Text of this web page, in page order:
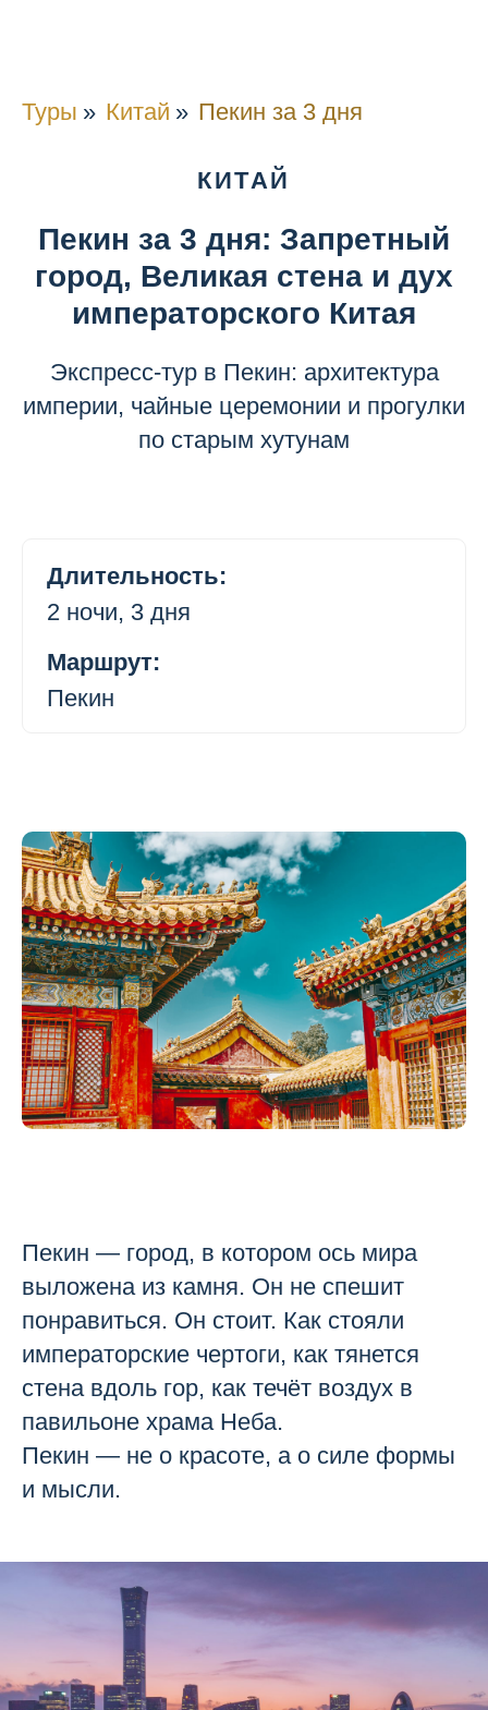
Туры » Китай » Пекин за 3 дня
КИТАЙ
Пекин за 3 дня: Запретный
город, Великая стена и дух
императорского Китая
Экспресс-тур в Пекин: архитектура
империи, чайные церемонии и прогулки
по старым хутунам
Длительность:
2 ночи, 3 дня
Маршрут:
Пекин
Пекин — город, в котором ось мира
выложена из камня. Он не спешит
понравиться. Он стоит. Как стояли
императорские чертоги, как тянется
стена вдоль гор, как течёт воздух в
павильоне храма Неба.
Пекин — не о красоте, а о силе формы
и мысли.